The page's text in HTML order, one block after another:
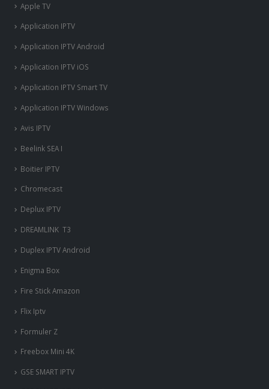
Apple TV
Application IPTV
Application IPTV Android
Application IPTV iOS
Application IPTV Smart TV
Application IPTV Windows
Avis IPTV
Beelink SEA I
Boitier IPTV
Chromecast
Deplux IPTV
DREAMLINK T3
Duplex IPTV Android
Enigma Box
Fire Stick Amazon
Flix Iptv
Formuler Z
Freebox Mini 4K
‎GSE SMART IPTV